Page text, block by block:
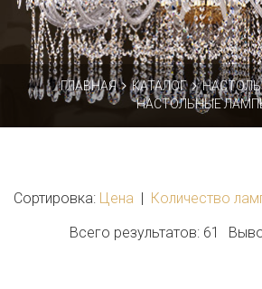
ГЛАВНАЯ КАТАЛОГ
НАСТОЛЬНЫЕ
Сортировка: Цена | Количество
Всего результатов: 61